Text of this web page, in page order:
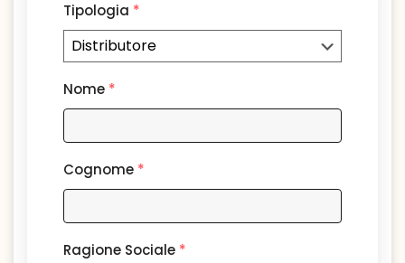
Tipologia *
Nome *
Cognome *
Ragione Sociale *